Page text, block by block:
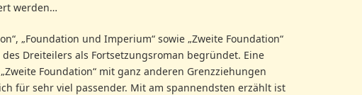
werden…
„Foundation und Imperium“ sowie „Zweite Foundation“
Dreiteilers als Fortsetzungsroman begründet. Eine
Foundation“ mit ganz anderen Grenzziehungen
für sehr viel passender. Mit am spannendsten erzählt ist